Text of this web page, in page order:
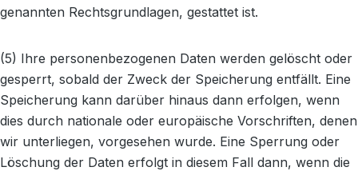
genannten Rechtsgrundlagen, gestattet ist.
(5) Ihre personenbezogenen Daten werden gelöscht oder
gesperrt, sobald der Zweck der Speicherung entfällt. Eine
Speicherung kann darüber hinaus dann erfolgen, wenn
dies durch nationale oder europäische Vorschriften, denen
wir unterliegen, vorgesehen wurde. Eine Sperrung oder
Löschung der Daten erfolgt in diesem Fall dann, wenn die